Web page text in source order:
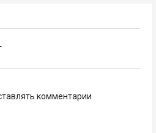
комментарии